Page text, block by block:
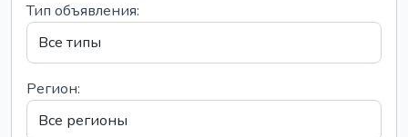
Тип объявления:
Регион: